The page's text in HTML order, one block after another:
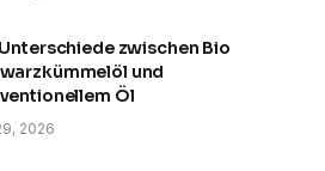
zwischen Bio
und
Öl
2026